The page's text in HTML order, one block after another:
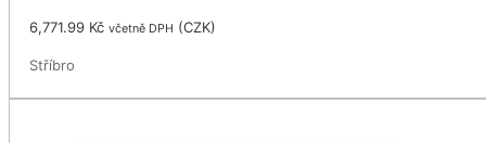
6,771.99 Kč včetně DPH (CZK)
Stříbro